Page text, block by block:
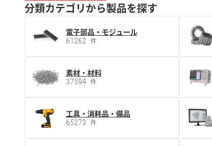
分類カテゴリから製品を探す
電子部品・モジュール
61262 件
素材・材料
37594 件
工具・消耗品・備品
65273 件